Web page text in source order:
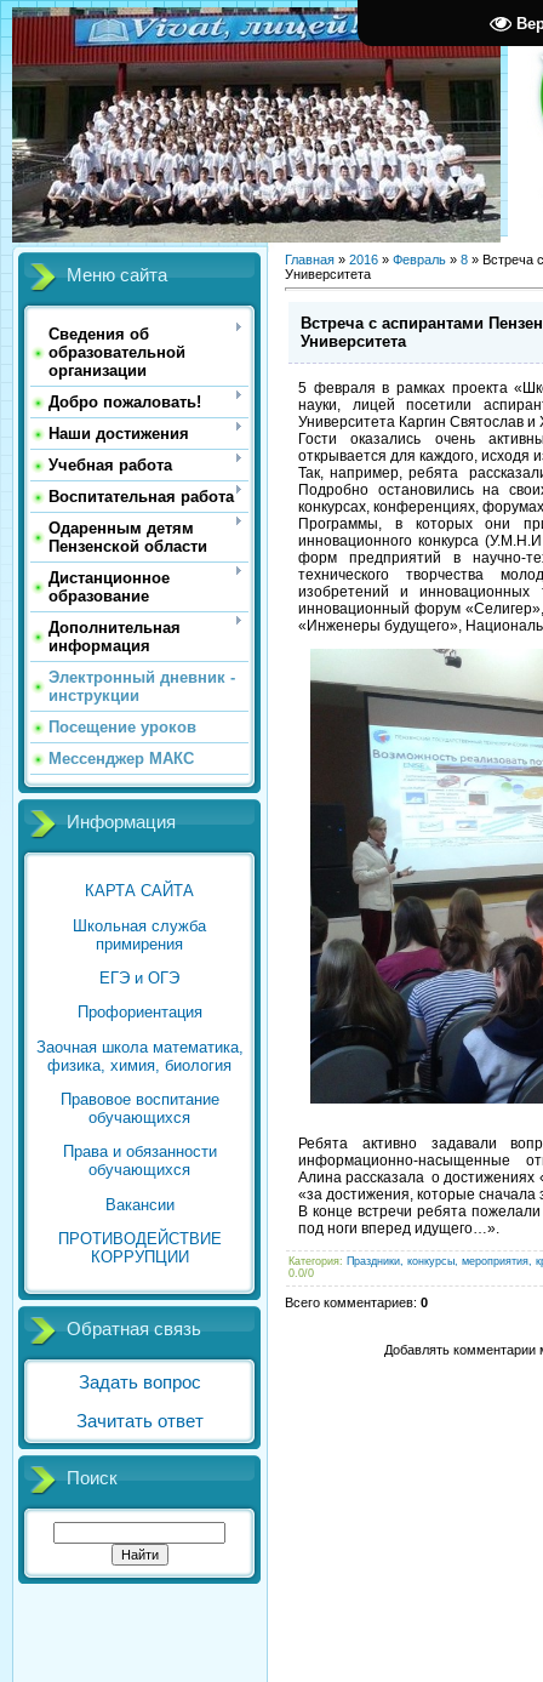
Меню сайта
Сведения об
образовательной
организации
Добро пожаловать!
Наши достижения
Учебная работа
Воспитательная работа
Одаренным детям
Пензенской области
Дистанционное
образование
Дополнительная
информация
Электронный дневник -
инструкции
Посещение уроков
Мессенджер МАКС
Информация
КАРТА САЙТА
Школьная служба
примирения
ЕГЭ и ОГЭ
Профориентация
Заочная школа математика,
физика, химия, биология
Правовое воспитание
обучающихся
Права и обязанности
обучающихся
Вакансии
ПРОТИВОДЕЙСТВИЕ
КОРРУПЦИИ
Обратная связь
Задать вопрос
Зачитать ответ
Поиск
Главная » 2016 » Февраль » 8 » Встреча
Университета
Встреча с аспирантами
Университета
5 февраля в рамках проекта
науки, лицей посетили
Университета Каргин Святослав
Гости оказались очень
открывается для каждого, исходя
Так, например, ребята
Подробно остановились на
конкурсах, конференциях,
Программы, в которых они
инновационного конкурса
форм предприятий в научно-
технического творчества
изобретений и инновационных
инновационный форум
«Инженеры будущего»,
Ребята активно задавали
информационно-насыщенные
Алина рассказала о
«за достижения, которые сначала
В конце встречи ребята
под ноги вперед идущего…».
Категория: Праздники, конкурсы, мероприятия,
0.0/0
Всего комментариев: 0
Добавлять комментарии